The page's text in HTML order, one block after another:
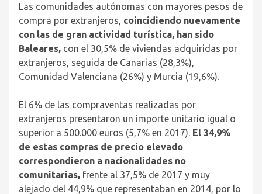
Las comunidades autónomas con mayores pesos de
compra por extranjeros, coincidiendo nuevamente
con las de gran actividad turística, han sido
Baleares, con el 30,5% de viviendas adquiridas por
extranjeros, seguida de Canarias (28,3%),
Comunidad Valenciana (26%) y Murcia (19,6%).
El 6% de las compraventas realizadas por
extranjeros presentaron un importe unitario igual o
superior a 500.000 euros (5,7% en 2017). El 34,9%
de estas compras de precio elevado
correspondieron a nacionalidades no
comunitarias, frente al 37,5% de 2017 y muy
alejado del 44,9% que representaban en 2014, por lo